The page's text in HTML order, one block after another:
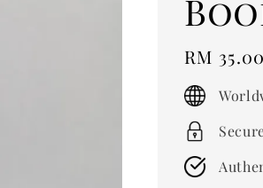
Regular
price
RM 35.00